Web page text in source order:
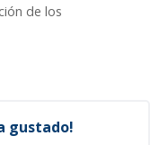
de los
gustado!